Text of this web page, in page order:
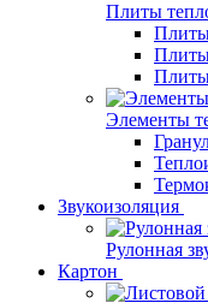
Плиты
Плиты
Элементы
Звукоизоляция
Рулонная
Картон